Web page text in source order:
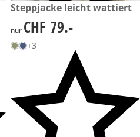
CHF 79.-
Steppjacke leicht wattiert
CHF 79.-
nur CHF 79.-
+3